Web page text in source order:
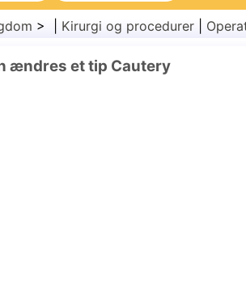
Sundhedssektoren
Sundhed
> | Kirurgi og procedurer
ændres et tip Cautery